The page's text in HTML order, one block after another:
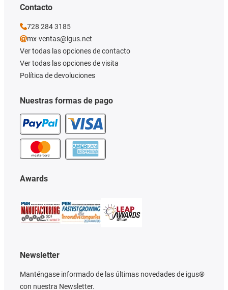
Nuestras formas de pago
Awards
Newsletter
Manténgase informado de las últimas novedades de igus®
con nuestra Newsletter.
Contacto
728 284 3185
mx-ventas@igus.net
Ver todas las opciones de contacto
Ver todas las opciones de visita
Política de devoluciones